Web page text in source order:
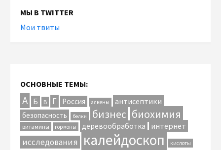
МЫ В TWITTER
Мои твиты
ОСНОВНЫЕ ТЕМЫ:
А Б В Г Россия алкены антисептики
безопасность белки бизнес биохимия
витамины гормоны деревообработка интернет
исследования калейдоскоп кислоты